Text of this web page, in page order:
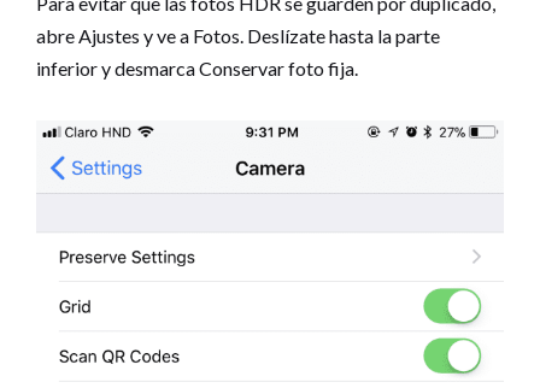
abre Ajustes y ve a Fotos. Deslízate hasta la parte
inferior y desmarca Conservar foto fija.